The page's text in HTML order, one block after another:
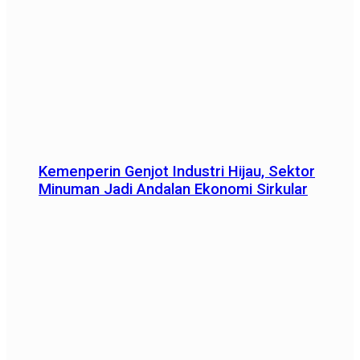
Kemenperin Genjot Industri Hijau, Sektor
Minuman Jadi Andalan Ekonomi Sirkular